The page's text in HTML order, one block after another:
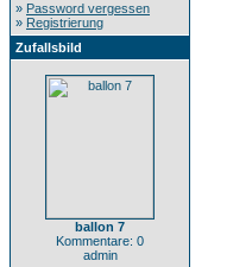
» Password vergessen
» Registrierung
Zufallsbild
ballon 7
Kommentare: 0
admin